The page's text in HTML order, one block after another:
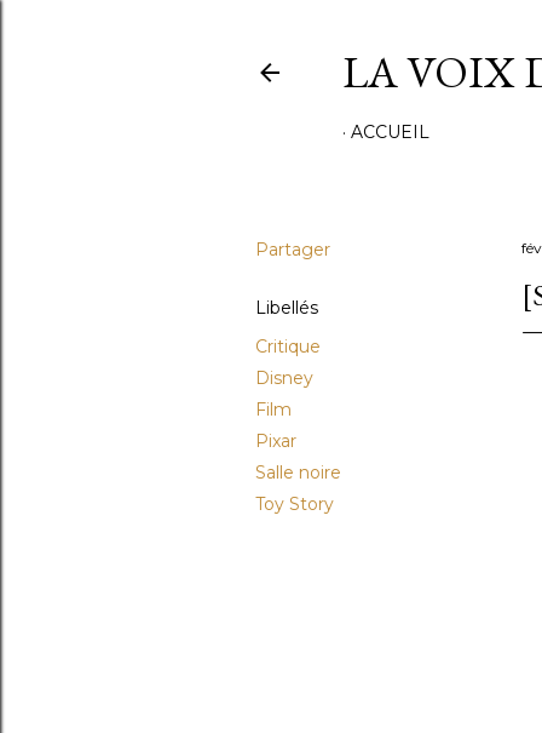
LA VOIX
ACCUEIL
Partager
Libellés
Critique
Disney
Film
Pixar
Salle noire
Toy Story